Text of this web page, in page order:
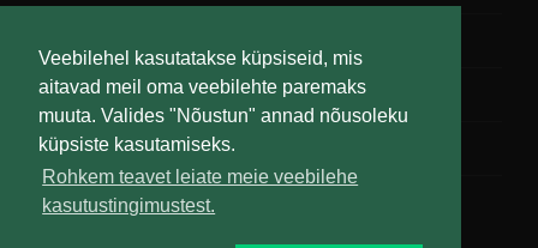
Veebilehel kasutatakse küpsiseid, mis
aitavad meil oma veebilehte paremaks
muuta. Valides "Nõustun" annad nõusoleku
küpsiste kasutamiseks.
Rohkem teavet leiate meie veebilehe
kasutustingimustest.
Teabesalv
Liitu uudiskirjaga